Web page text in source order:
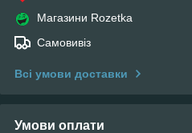
Магазини Rozetka
Самовивіз
Всі умови доставки
Умови оплати